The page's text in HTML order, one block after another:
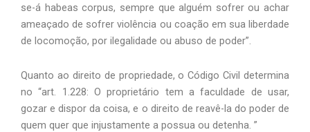
se-á habeas corpus, sempre que alguém sofrer ou achar
ameaçado de sofrer violência ou coação em sua liberdade
de locomoção, por ilegalidade ou abuso de poder”.
Quanto ao direito de propriedade, o Código Civil determina
no “art. 1.228: O proprietário tem a faculdade de usar,
gozar e dispor da coisa, e o direito de reavê-la do poder de
quem quer que injustamente a possua ou detenha. ”